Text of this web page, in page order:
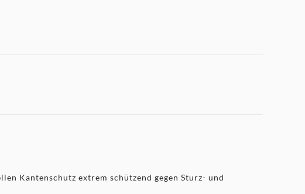
Kantenschutz extrem schützend gegen Sturz- und